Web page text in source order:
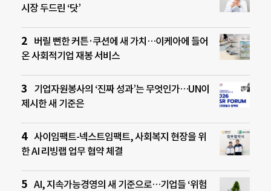
시장 두드린 ‘닷’
버릴 뻔한 커튼·쿠션에 새 가치…이케아에 들어
온 사회적기업 재봉 서비스
기업자원봉사의 ‘진짜 성과’는 무엇인가…UN이
제시한 새 기준은
사이임팩트-넥스트임팩트, 사회복지 현장을 위
한 AI 리빙랩 업무 협약 체결
AI, 지속가능경영의 새 기준으로…기업들 ‘위험